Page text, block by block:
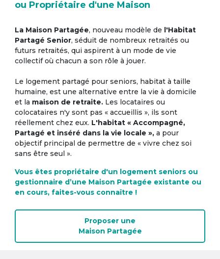
ou Propriétaire d'une Maison
La Maison Partagée, nouveau modèle de l'Habitat
Partagé Senior, séduit de nombreux retraités ou
futurs retraités, qui aspirent à un mode de vie
collectif où chacun a son rôle à jouer.
Le logement partagé pour seniors, habitat à taille
humaine, est une alternative entre la vie à domicile
et la maison de retraite. Les locataires ou
colocataires n'y sont pas « accueillis », ils sont
réellement chez eux. L'habitat « Accompagné,
Partagé et inséré dans la vie locale », a pour
objectif principal de permettre de « vivre chez soi
sans être seul ».
Vous êtes propriétaire d'un logement seniors ou
gestionnaire d’une Maison Partagée existante ou
en cours, faites-vous connaître !
Proposer une
Maison Partagée